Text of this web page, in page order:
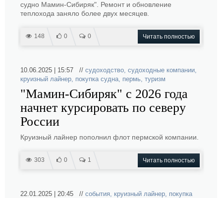
судно Мамин-Сибиряк". Ремонт и обновление
теплохода заняло более двух месяцев.
148 0 0 Читать полностью
10.06.2025 | 15:57 // судоходство, судоходные компании,
круизный лайнер, покупка судна, пермь, туризм
"Мамин-Сибиряк" с 2026 года
начнет курсировать по северу
России
Круизный лайнер пополнил флот пермской компании.
303 0 1 Читать полностью
22.01.2025 | 20:45 // события, круизный лайнер, покупка